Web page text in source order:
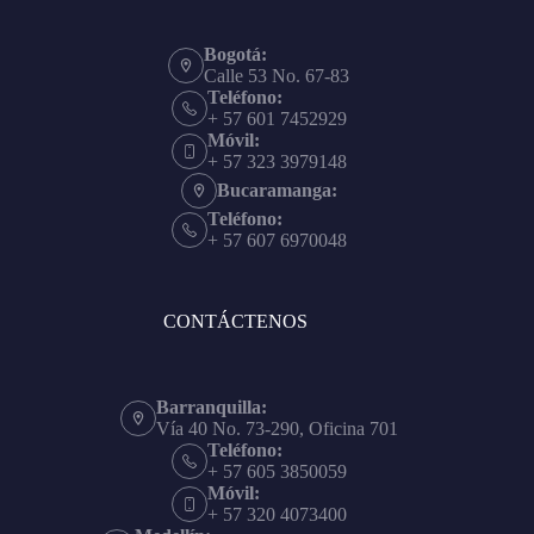
Bogotá:
Calle 53 No. 67-83
Teléfono:
+ 57 601 7452929
Móvil:
+ 57 323 3979148
Bucaramanga:
Teléfono:
+ 57 607 6970048
CONTÁCTENOS
Barranquilla:
Vía 40 No. 73-290, Oficina 701
Teléfono:
+ 57 605 3850059
Móvil:
+ 57 320 4073400